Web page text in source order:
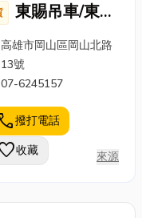
東賜吊車/東賜
機械有限公司
高雄市岡山區岡山北路
13號
07-6245157
撥打電話
收藏 來源